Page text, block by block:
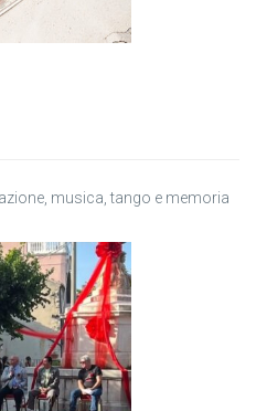
musica, tango e memoria